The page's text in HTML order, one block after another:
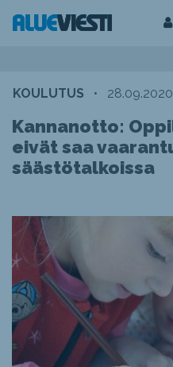
KOULUTUS •
Kannanotto:
eivät saa
säästötalkoissa